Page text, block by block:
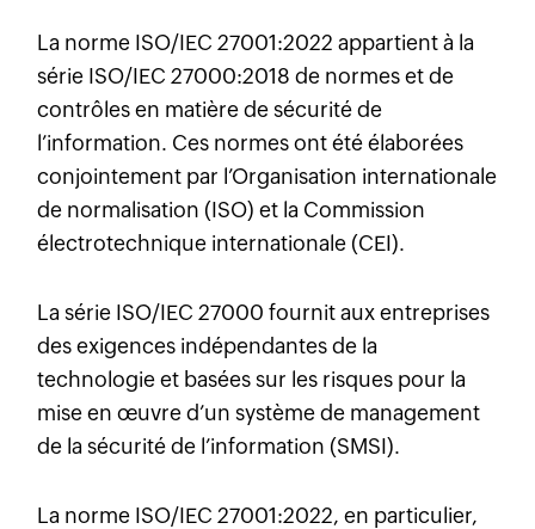
La norme ISO/IEC 27001:2022 appartient à la
série ISO/IEC 27000:2018 de normes et de
contrôles en matière de sécurité de
l’information. Ces normes ont été élaborées
conjointement par l’Organisation internationale
de normalisation (ISO) et la Commission
électrotechnique internationale (CEI).
La série ISO/IEC 27000 fournit aux entreprises
des exigences indépendantes de la
technologie et basées sur les risques pour la
mise en œuvre d’un système de management
de la sécurité de l’information (SMSI).
La norme ISO/IEC 27001:2022, en particulier,